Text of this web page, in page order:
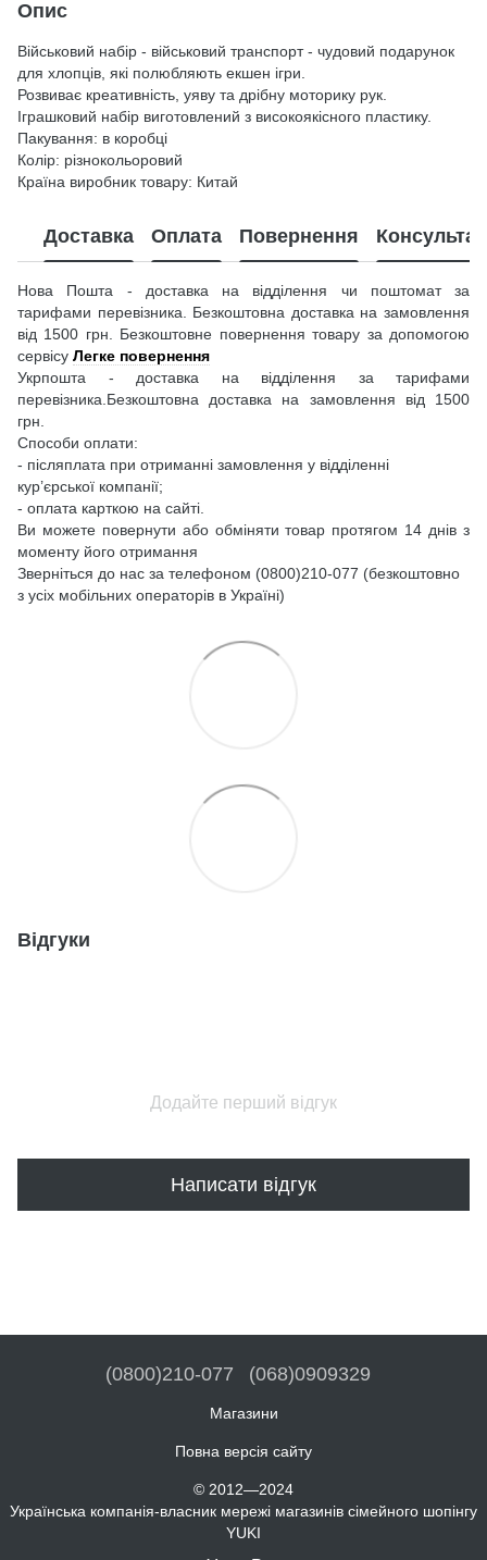
Опис
Військовий набір - військовий транспорт - чудовий подарунок
для хлопців, які полюбляють екшен ігри.
Розвиває креативність, уяву та дрібну моторику рук.
Іграшковий набір виготовлений з високоякісного пластику.
Пакування: в коробці
Колір: різнокольоровий
Країна виробник товару: Китай
Доставка Оплата Повернення
Нова Пошта - доставка на відділення чи поштомат за
тарифами перевізника. Безкоштовна доставка на замовлення
від 1500 грн. Безкоштовне повернення товару за допомогою
сервісу Легке повернення
Укрпошта - доставка на відділення за тарифами
перевізника.Безкоштовна доставка на замовлення від 1500
грн.
Способи оплати:
- післяплата при отриманні замовлення у відділенні
кур’єрської компанії;
- оплата карткою на сайті.
Ви можете повернути або обміняти товар протягом 14 днів з
моменту його отримання
Зверніться до нас за телефоном (0800)210-077 (безкоштовно
з усіх мобільних операторів в Україні)
Відгуки
Додайте перший відгук
Написати відгук
(0800)210-077 (068)0909329
Магазини
Повна версія сайту
© 2012—2024
Українська компанія-власник мережі магазинів сімейного шопінгу
YUKI